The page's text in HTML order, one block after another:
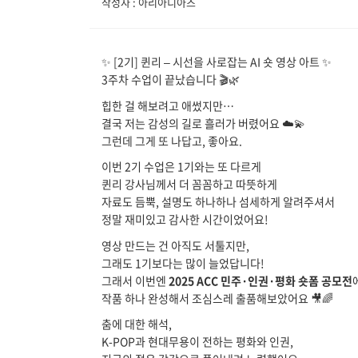
✨ [2기] 퀸리 – 시선을 사로잡는 AI 숏 영상 아트 ✨
3주차 수업이 끝났습니다 🎬🌿
힙한 걸 해보려고 애썼지만…
결국 저는 감성의 길로 흘러가 버렸어요 ☁️💫
그런데 그게 또 나답고, 좋아요.
이번 2기 수업은 1기와는 또 다르게
퀸리 강사님께서 더 꼼꼼하고 따뜻하게
자료도 듬뿍, 설명도 하나하나 섬세하게 알려주셔서
정말 재미있고 감사한 시간이었어요!
영상 만드는 건 아직도 서툴지만,
그래도 1기보다는 많이 늘었답니다!
그래서 이번엔 2025 ACC 민주·인권·평화 숏폼 공모전
작품 하나 완성해서 조심스레 출품해보았어요 🎥🌈
춤에 대한 해석,
K-POP과 현대무용이 전하는 평화와 인권,